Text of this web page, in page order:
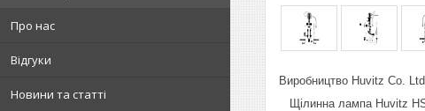
Про нас
Відгуки
Новини та статті
Виробництво Huvitz Co.
Щілинна лампа Huvitz HS-